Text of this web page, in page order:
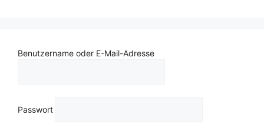
Benutzername oder E-Mail-Adresse
Passwort